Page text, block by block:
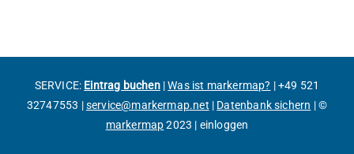
SERVICE: Eintrag buchen|Was ist markermap? |+49 521
32747553 |service@markermap.net | Datenbank sichern |©
markermap2023 | einloggen